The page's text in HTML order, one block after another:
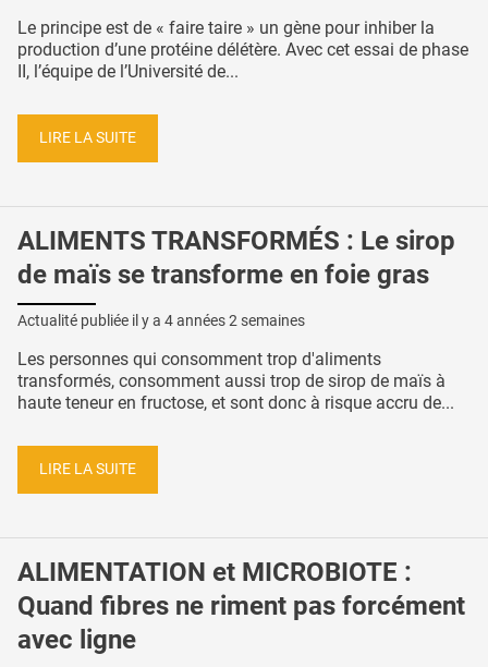
Le principe est de « faire taire » un gène pour inhiber la
production d’une protéine délétère. Avec cet essai de phase
II, l’équipe de l’Université de...
LIRE LA SUITE
ALIMENTS TRANSFORMÉS : Le sirop
de maïs se transforme en foie gras
Actualité publiée il y a 4 années 2 semaines
Les personnes qui consomment trop d'aliments
transformés, consomment aussi trop de sirop de maïs à
haute teneur en fructose, et sont donc à risque accru de...
LIRE LA SUITE
ALIMENTATION et MICROBIOTE :
Quand fibres ne riment pas forcément
avec ligne